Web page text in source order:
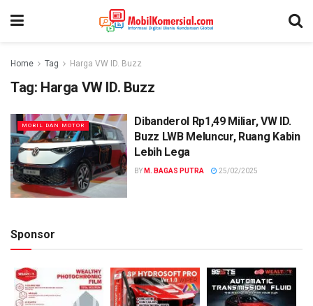
Home Tag Harga VW ID. Buzz
Tag: Harga VW ID. Buzz
MOBIL DAN MOTOR
Dibanderol Rp1,49 Miliar, VW ID.
Buzz LWB Meluncur, Ruang Kabin
Lebih Lega
BY M. BAGAS PUTRA 25/02/2025
Sponsor